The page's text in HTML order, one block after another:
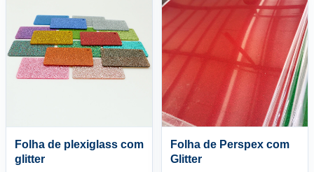
Folha de plexiglass com
glitter
Folha de Perspex com
Glitter